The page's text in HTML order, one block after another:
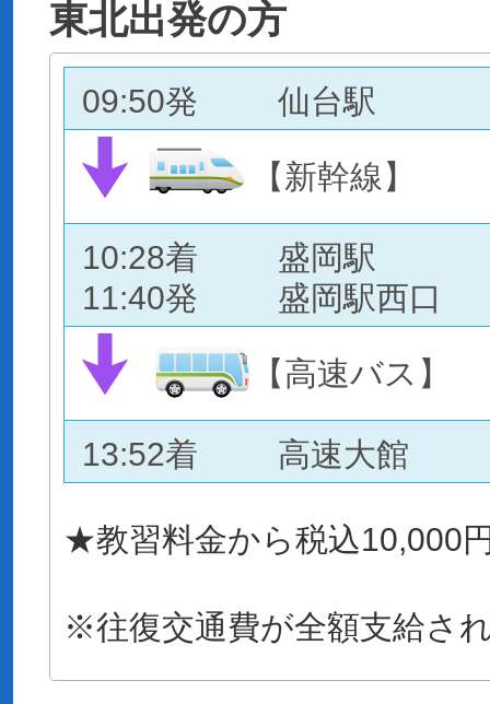
東北出発の方
09:50発 仙台駅
【新幹線】
10:28着
11:40発
盛岡駅
盛岡駅西口
【高速バス】
13:52着 高速大館
★教習料金から税込10,000
※往復交通費が全額支給さ